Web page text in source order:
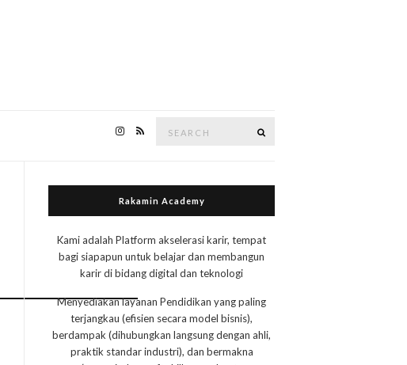
Rakamin Academy
Kami adalah Platform akselerasi karir, tempat
bagi siapapun untuk belajar dan membangun
karir di bidang digital dan teknologi
Menyediakan layanan Pendidikan yang paling
terjangkau (efisien secara model bisnis),
berdampak (dihubungkan langsung dengan ahli,
praktik standar industri), dan bermakna